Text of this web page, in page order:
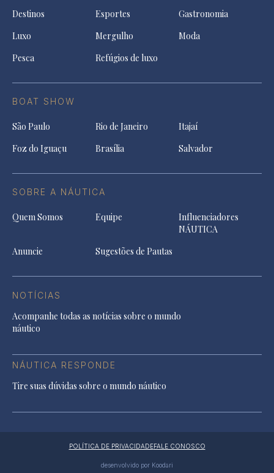
Destinos Esportes
Gastronomia
Luxo
Mergulho
Moda
Pesca
Refúgios de luxo
BOAT SHOW
São Paulo Rio de Janeiro
Itajaí
Foz do Iguaçu
Brasília Salvador
SOBRE A NÁUTICA
Quem Somos Equipe
Influenciadores
NÁUTICA
Anuncie
Sugestões de Pautas
NOTÍCIAS
Acompanhe todas as notícias sobre o mundo
náutico
NÁUTICA RESPONDE
Tire suas dúvidas sobre o mundo náutico
POLÍTICA DE PRIVACIDADEFALE CONOSCO
desenvolvido por Koodari